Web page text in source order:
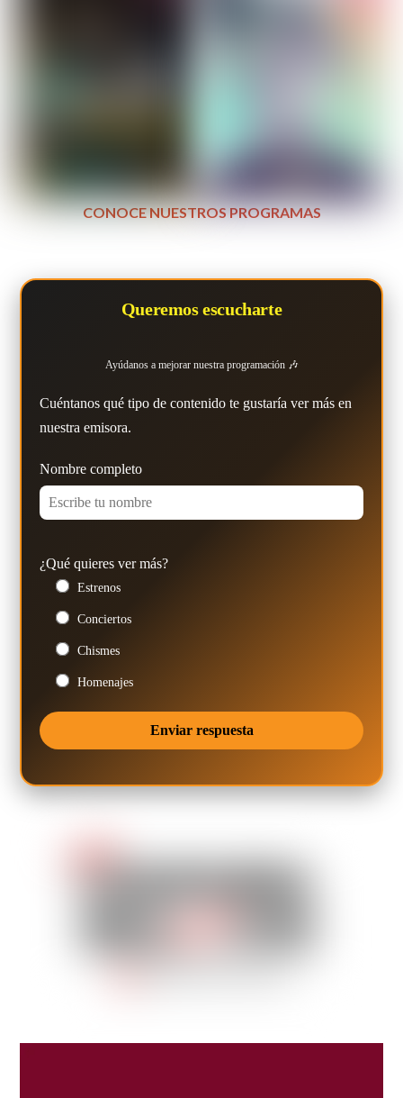
CONOCE NUESTROS PROGRAMAS
Queremos escucharte
Ayúdanos a mejorar nuestra programación 🎶
Cuéntanos qué tipo de contenido te gustaría ver más en
nuestra emisora.
Nombre completo
¿Qué quieres ver más?
Estrenos
Conciertos
Chismes
Homenajes